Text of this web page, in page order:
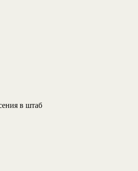
в штаб